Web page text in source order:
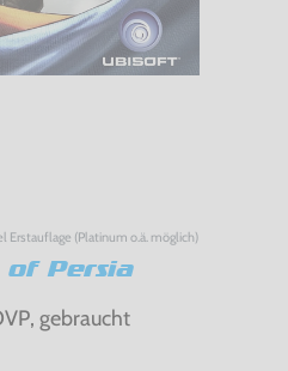
Erstauflage (Platinum o.ä. möglich)
of Persia
gebraucht